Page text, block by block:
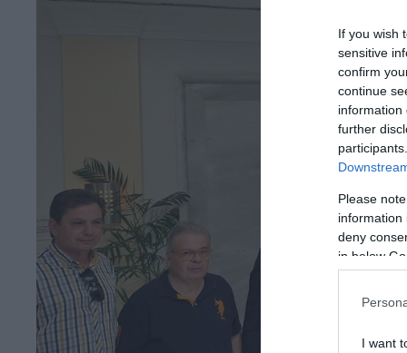
If you wish
sensitive
confirm
continue
information
further
Please
information
deny
in below
I want